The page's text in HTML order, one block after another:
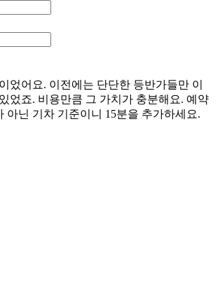
었어요. 이전에는 단단한 등반가들만 이
었죠. 비용만큼 그 가치가 충분해요. 예약
아닌 기차 기준이니 15분을 추가하세요.